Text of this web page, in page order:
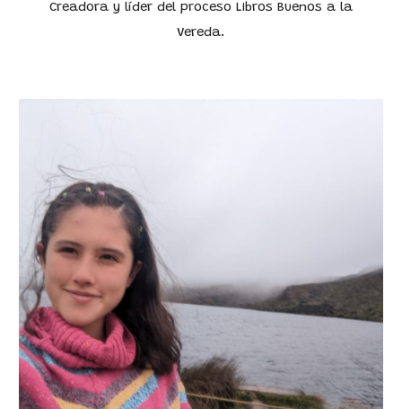
Creadora y líder del proceso Libros Buenos a la
Vereda.